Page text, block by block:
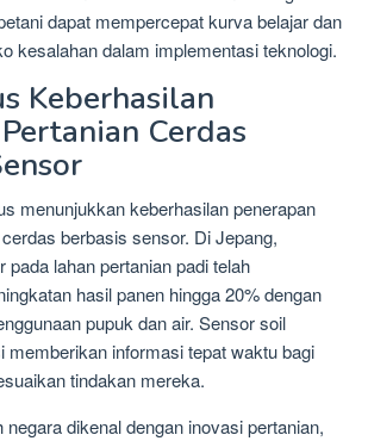
dapat mempercepat kurva belajar dan
kesalahan dalam implementasi teknologi.
Keberhasilan
Cerdas
menunjukkan keberhasilan penerapan
berbasis sensor. Di Jepang,
pada lahan pertanian padi telah
hasil panen hingga 20% dengan
pupuk dan air. Sensor soil
memberikan informasi tepat waktu bagi
tindakan mereka.
negara dikenal dengan inovasi pertanian,